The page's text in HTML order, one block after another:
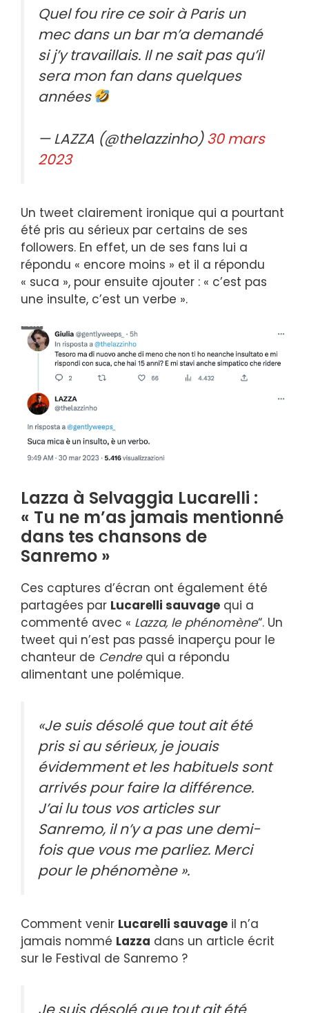
Quel fou rire ce soir à Paris un
mec dans un bar m’a demandé
si j’y travaillais. Il ne sait pas qu’il
sera mon fan dans quelques
années
— LAZZA (@thelazzinho) 30 mars
2023
Un tweet clairement ironique qui a pourtant
été pris au sérieux par certains de ses
followers. En effet, un de ses fans lui a
répondu « encore moins » et il a répondu
« suca », pour ensuite ajouter : « c’est pas
une insulte, c’est un verbe ».
Lazza à Selvaggia Lucarelli :
« Tu ne m’as jamais mentionné
dans tes chansons de
Sanremo »
Ces captures d’écran ont également été
partagées par Lucarelli sauvage qui a
commenté avec « Lazza, le phénomène“. Un
tweet qui n’est pas passé inaperçu pour le
chanteur de Cendrequi a répondu
alimentant une polémique.
«Je suis désolé que tout ait été
pris si au sérieux, je jouais
évidemment et les habituels sont
arrivés pour faire la différence.
J’ai lu tous vos articles sur
Sanremo, il n’y a pas une demi-
fois que vous me parliez. Merci
pour le phénomène ».
Comment venir Lucarelli sauvage il n’a
jamais nommé Lazza dans un article écrit
sur le Festival de Sanremo ?